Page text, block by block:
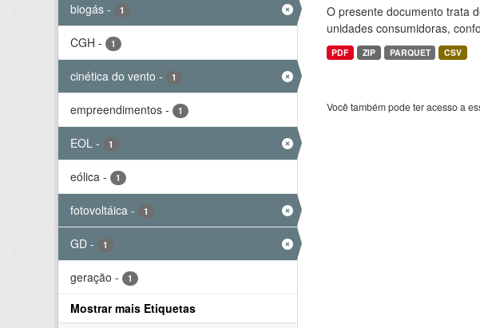
biogás - 1
CGH - 1
cinética do vento - 1
empreendimentos - 1
EOL - 1
eólica - 1
fotovoltáica - 1
GD - 1
geração - 1
Mostrar mais Etiquetas
O presente documento trata
unidades consumidoras,
PDF ZIP PARQUET CSV
Você também pode ter acesso a